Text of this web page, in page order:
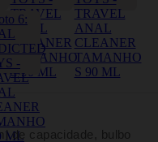
de capacidade, bulbo